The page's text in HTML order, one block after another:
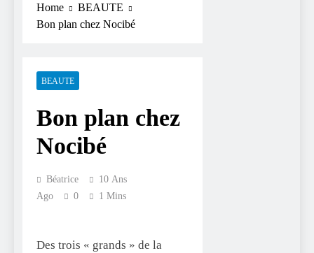
Home
BEAUTE
Bon plan chez Nocibé
BEAUTE
Bon plan chez
Nocibé
Béatrice
10 Ans
Ago
0 1 Mins
Des trois « grands » de la